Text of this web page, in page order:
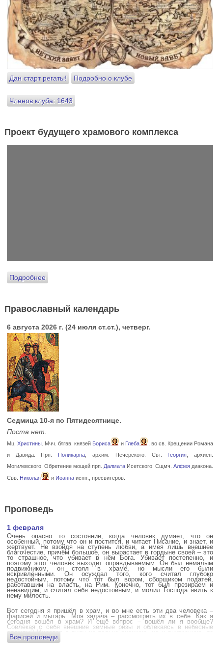
Дан старт регаты! Подробно о клубе
Членов клуба: 1643
Проект будущего храмового комплекса
Подробнее
Православный календарь
6 августа 2026 г. (24 июля ст.ст.), четверг.
Седмица 10-я по Пятидесятнице.
Поста нет.
Мц. Христины. Мчч. блгвв. князей Бориса и Глеба
, во св. Крещении Романа
и Давида. Прп.
Поликарпа , архим. Печерского. Свт. Георгия , архиеп.
Могилевского. Обретение мощей прп. Далмата Исетского. Сщмч.Алфея диакона.
Свв.
Николая и Иоаннаиспп., пресвитеров.
Проповедь
1 февраля
Очень опасно то состояние, когда человек думает, что он
особенный, потому что он и постится, и читает Писание, и знает, и
жертвует. Не взойдя на ступень любви, а имея лишь внешнее
благочестие, причём большое, он вырастает в гордыне своей – это
то страшное, что убивает в нём Бога. Убивает постепенно, и
поэтому этот человек выходит оправдываемым. Он был немалым
подвижником, он стоял в храме, но мысли его были
искривлёнными. Он осуждал того, кого считал глубоко
недостойным, потому что тот был вором, сборщиком податей,
работавшим на власть, на Рим. Конечно, тот был презираем и
ненавидим, и считал себя недостойным, и молил Господа явить к
нему милость.
Вот сегодня я пришёл в храм, и во мне есть эти два человека –
фарисей и мытарь. Моя задача – рассмотреть их в себе. Как я
сегодня вошёл в храм? И ещё вопрос – вошёл ли я вообще?
Совлекая с себя внешние земные ризы и облекаясь в небесные
одежды? Имеется в виду не только внешние, но и внутренние, то
есть помыслы.
Все проповеди